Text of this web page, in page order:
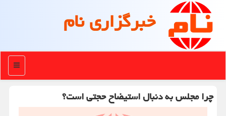
خبرگزاری نام
منو
چرا مجلس به دنبال استیضاح حجتی است؟